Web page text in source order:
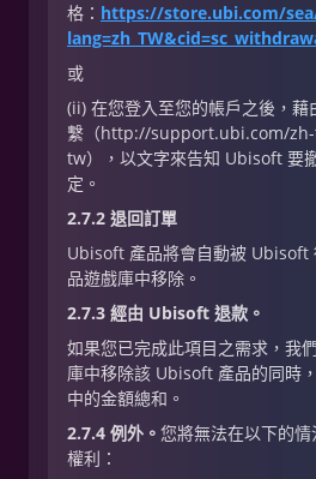
格： https://store.ubi.com/
或
(ii) 在您登入至您的帳戶之後，藉
繫（http://support.ubi.com/
tw），以文字來告知 Ubisoft 要
定。
2.7.2 退回訂單
Ubisoft 產品將會自動被 Ubisoft
品遊戲庫中移除。
2.7.3 經由 Ubisoft 退款。
如果您已完成此項目之需求，我
庫中移除該 Ubisoft 產品的同時
中的金額總和。
2.7.4 例外。 您將無法在以下的
權利：